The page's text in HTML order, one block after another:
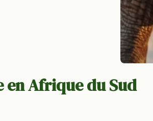
Afrique du Sud